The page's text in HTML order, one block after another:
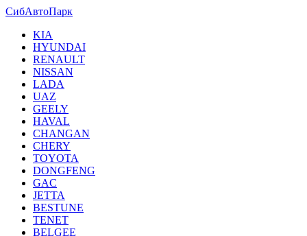
СибАвтоПарк
KIA
HYUNDAI
RENAULT
NISSAN
LADA
UAZ
GEELY
HAVAL
CHANGAN
CHERY
TOYOTA
DONGFENG
GAC
JETTA
BESTUNE
TENET
BELGEE